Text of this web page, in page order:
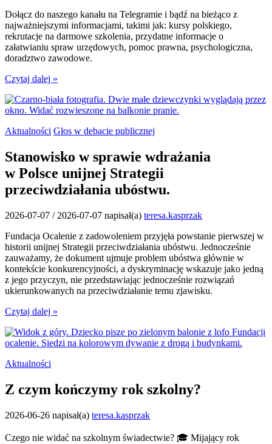
Dołącz do naszego kanału na Telegramie i bądź na bieżąco z
najważniejszymi informacjami, takimi jak: kursy polskiego,
rekrutacje na darmowe szkolenia, przydatne informacje o
załatwianiu spraw urzędowych, pomoc prawna, psychologiczna,
doradztwo zawodowe.
Czytaj dalej »
Aktualności Głos w debacie publicznej
Stanowisko w sprawie wdrażania
w Polsce unijnej Strategii
przeciwdziałania ubóstwu.
2026-07-07 / 2026-07-07 napisał(a) teresa.kasprzak
Fundacja Ocalenie z zadowoleniem przyjęła powstanie pierwszej w
historii unijnej Strategii przeciwdziałania ubóstwu. Jednocześnie
zauważamy, że dokument ujmuje problem ubóstwa głównie w
kontekście konkurencyjności, a dyskryminację wskazuje jako jedną
z jego przyczyn, nie przedstawiając jednocześnie rozwiązań
ukierunkowanych na przeciwdziałanie temu zjawisku.
Czytaj dalej »
Aktualności
Z czym kończymy rok szkolny?
2026-06-26 napisał(a) teresa.kasprzak
Czego nie widać na szkolnym świadectwie? 🎓 Mijający rok